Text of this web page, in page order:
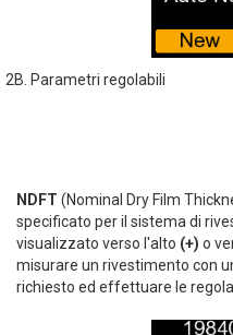
2B. Parametri regolabili
NDFT (Nominal Dry Film
specificato per il sistema di
visualizzato verso l'alto (+) o
misurare un rivestimento con
richiesto ed effettuare le